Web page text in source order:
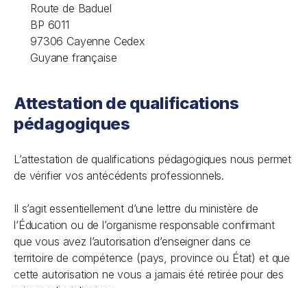
Route de Baduel
BP 6011
97306 Cayenne Cedex
Guyane française
Attestation de qualifications
pédagogiques
L’attestation de qualifications pédagogiques nous permet
de vérifier vos antécédents professionnels.
Il s’agit essentiellement d’une lettre du ministère de
l’Éducation ou de l’organisme responsable confirmant
que vous avez l’autorisation d’enseigner dans ce
territoire de compétence (pays, province ou État) et que
cette autorisation ne vous a jamais été retirée pour des